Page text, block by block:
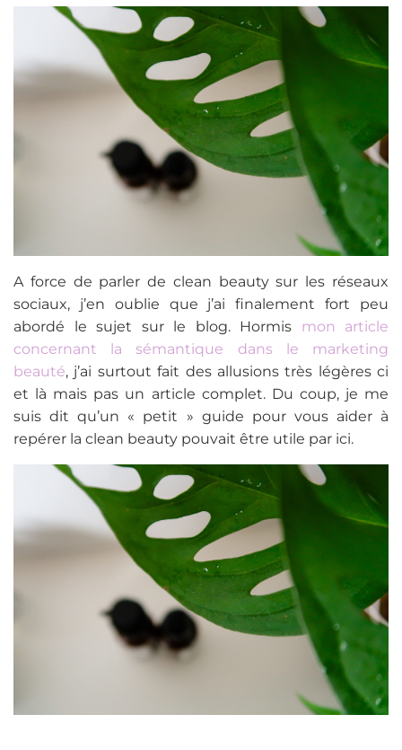
A force de parler de clean beauty sur les réseaux
sociaux, j’en oublie que j’ai finalement fort peu
abordé le sujet sur le blog. Hormis mon article
concernant la sémantique dans le marketing
beauté, j’ai surtout fait des allusions très légères ci
et là mais pas un article complet. Du coup, je me
suis dit qu’un « petit » guide pour vous aider à
repérer la clean beauty pouvait être utile par ici.